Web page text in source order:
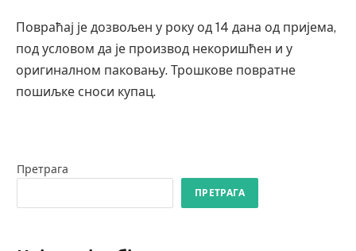
Повраћај је дозвољен у року од 14 дана од пријема,
под условом да је производ некоришћен и у
оригиналном паковању. Трошкове повратне
пошиљке сноси купац.
Претрага
ПРЕТРАГА